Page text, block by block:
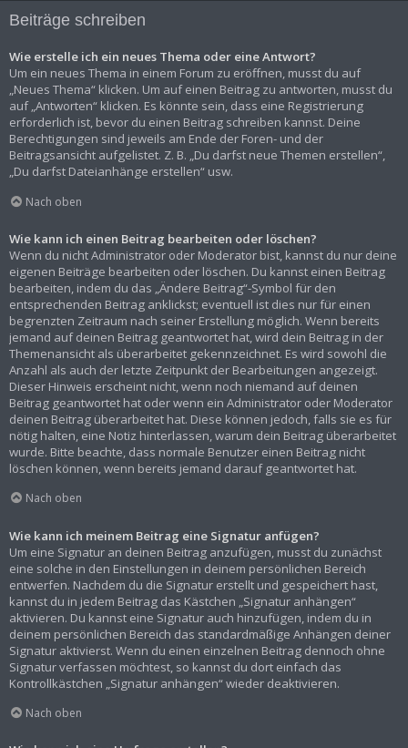
Beiträge schreiben
Wie erstelle ich ein neues Thema oder eine Antwort?
Um ein neues Thema in einem Forum zu eröffnen, musst du auf
„Neues Thema“ klicken. Um auf einen Beitrag zu antworten, musst du
auf „Antworten“ klicken. Es könnte sein, dass eine Registrierung
erforderlich ist, bevor du einen Beitrag schreiben kannst. Deine
Berechtigungen sind jeweils am Ende der Foren- und der
Beitragsansicht aufgelistet. Z. B. „Du darfst neue Themen erstellen“,
„Du darfst Dateianhänge erstellen“ usw.
Nach oben
Wie kann ich einen Beitrag bearbeiten oder löschen?
Wenn du nicht Administrator oder Moderator bist, kannst du nur deine
eigenen Beiträge bearbeiten oder löschen. Du kannst einen Beitrag
bearbeiten, indem du das „Ändere Beitrag“-Symbol für den
entsprechenden Beitrag anklickst; eventuell ist dies nur für einen
begrenzten Zeitraum nach seiner Erstellung möglich. Wenn bereits
jemand auf deinen Beitrag geantwortet hat, wird dein Beitrag in der
Themenansicht als überarbeitet gekennzeichnet. Es wird sowohl die
Anzahl als auch der letzte Zeitpunkt der Bearbeitungen angezeigt.
Dieser Hinweis erscheint nicht, wenn noch niemand auf deinen
Beitrag geantwortet hat oder wenn ein Administrator oder Moderator
deinen Beitrag überarbeitet hat. Diese können jedoch, falls sie es für
nötig halten, eine Notiz hinterlassen, warum dein Beitrag überarbeitet
wurde. Bitte beachte, dass normale Benutzer einen Beitrag nicht
löschen können, wenn bereits jemand darauf geantwortet hat.
Nach oben
Wie kann ich meinem Beitrag eine Signatur anfügen?
Um eine Signatur an deinen Beitrag anzufügen, musst du zunächst
eine solche in den Einstellungen in deinem persönlichen Bereich
entwerfen. Nachdem du die Signatur erstellt und gespeichert hast,
kannst du in jedem Beitrag das Kästchen „Signatur anhängen“
aktivieren. Du kannst eine Signatur auch hinzufügen, indem du in
deinem persönlichen Bereich das standardmäßige Anhängen deiner
Signatur aktivierst. Wenn du einen einzelnen Beitrag dennoch ohne
Signatur verfassen möchtest, so kannst du dort einfach das
Kontrollkästchen „Signatur anhängen“ wieder deaktivieren.
Nach oben